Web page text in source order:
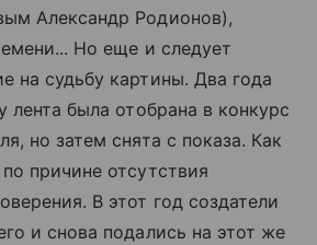
Александр Родионов),
Но еще и следует
на судьбу картины. Два года
лента была отобрана в конкурс
но затем снята с показа. Как
причине отсутствия
В этот год создатели
и снова подались на этот же